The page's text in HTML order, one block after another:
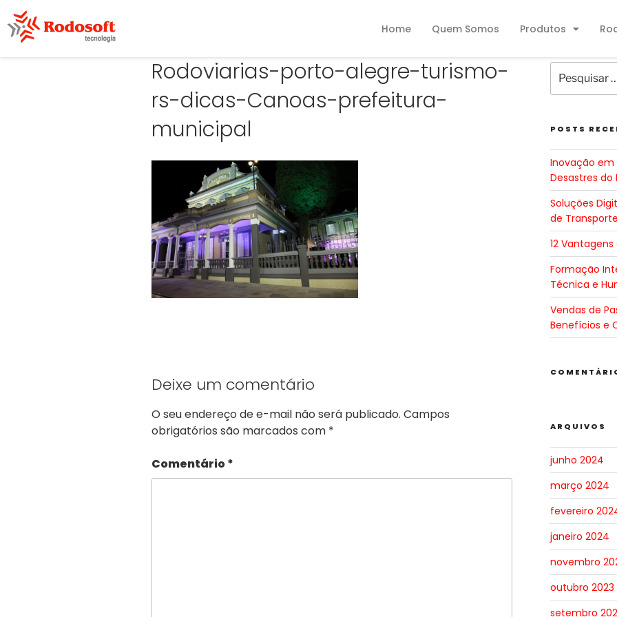
Home Quem Somos Produtos
Rodoviarias-porto-alegre-turismo-
rs-dicas-Canoas-prefeitura-
municipal
Deixe um comentário
O seu endereço de e-mail não será publicado. Campos
obrigatórios são marcados com *
Comentário*
POSTS
Inovação em
Desastres do
Soluções
de
12
Formação
Técnica e
Vendas de
Benefícios e
ARQUIVOS
junho 2024
março 2024
fevereiro
janeiro 2024
novembro
outubro 2023
setembro